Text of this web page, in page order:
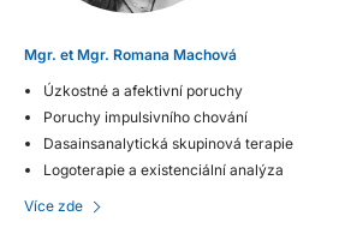
Mgr. et Mgr. Romana Machová
Úzkostné a afektivní poruchy
Poruchy impulsivního chování
Dasainsanalytická skupinová terapie
Logoterapie a existenciální analýza
Více zde